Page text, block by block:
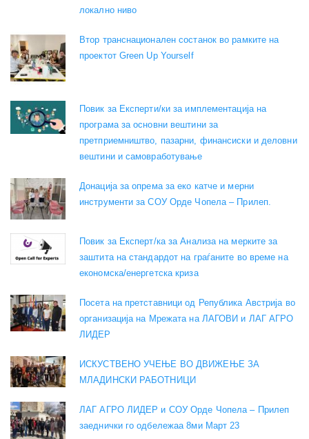
локално ниво
Втор транснационален состанок во рамките на
проектот Green Up Yourself
Повик за Експерти/ки за имплементација на
програма за основни вештини за
претприемништво, пазарни, финансиски и деловни
вештини и самовработување
Донација за опрема за еко катче и мерни
инструменти за СОУ Орде Чопела – Прилеп.
Повик за Експерт/ка за Анализа на мерките за
заштита на стандардот на граѓаните во време на
економска/енергетска криза
Посета на претставници од Република Австрија во
организација на Мрежата на ЛАГОВИ и ЛАГ АГРО
ЛИДЕР
ИСКУСТВЕНО УЧЕЊЕ ВО ДВИЖЕЊЕ ЗА
МЛАДИНСКИ РАБОТНИЦИ
ЛАГ АГРО ЛИДЕР и СОУ Орде Чопела – Прилеп
заеднички го одбележаа 8ми Март 23